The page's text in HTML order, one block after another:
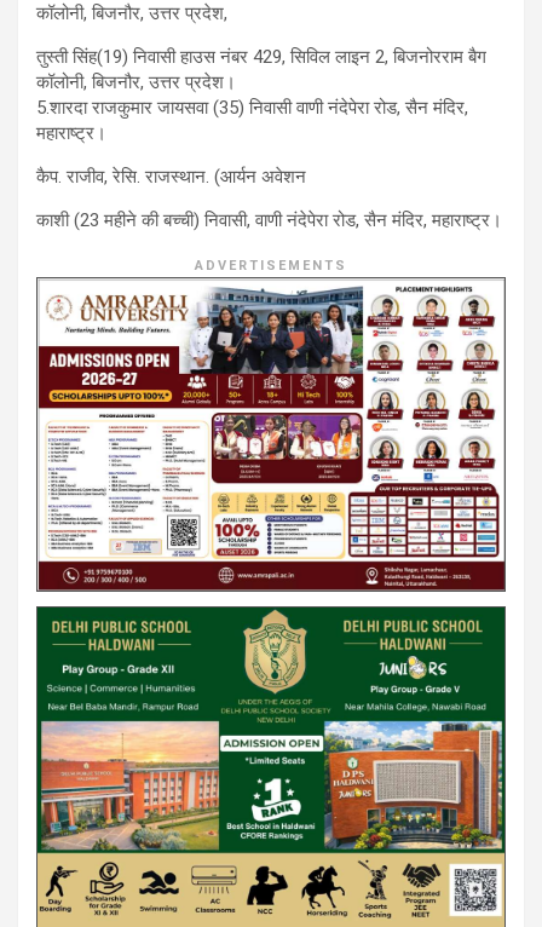
कॉलोनी, बिजनौर, उत्तर प्रदेश,
तुस्ती सिंह(19) निवासी हाउस नंबर 429, सिविल लाइन 2, बिजनोरराम बैग
कॉलोनी, बिजनौर, उत्तर प्रदेश।
5.शारदा राजकुमार जायसवा (35) निवासी वाणी नंदेपेरा रोड, सैन मंदिर,
महाराष्ट्र।
कैप. राजीव, रेसि. राजस्थान. (आर्यन अवेशन
काशी (23 महीने की बच्ची) निवासी, वाणी नंदेपेरा रोड, सैन मंदिर, महाराष्ट्र।
ADVERTISEMENTS